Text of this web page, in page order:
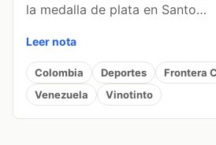
la medalla de plata en Santo…
Leer nota
Colombia Deportes
Frontera
Venezuela
Vinotinto